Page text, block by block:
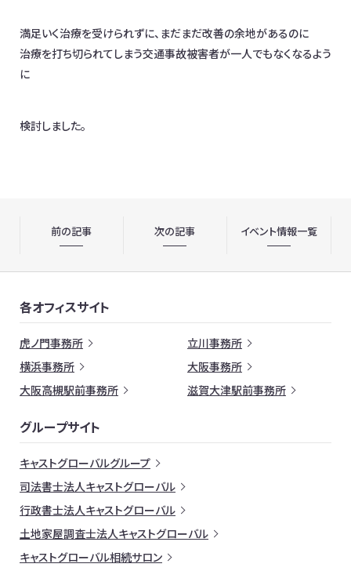
満足いく治療を受けられずに、まだまだ改善の余地があるのに
治療を打ち切られてしまう交通事故被害者が一人でもなくなるよう
に
検討しました。
前の記事 次の記事 イベント情報一覧
各オフィスサイト
虎ノ門事務所
立川事務所
横浜事務所
大阪事務所
大阪高槻駅前事務所
滋賀大津駅前事務所
グループサイト
キャストグローバルグループ
司法書士法人キャストグローバル
行政書士法人キャストグローバル
土地家屋調査士法人キャストグローバル
キャストグローバル相続サロン